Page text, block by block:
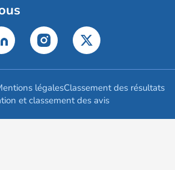
légalesClassement des résultats
et classement des avis